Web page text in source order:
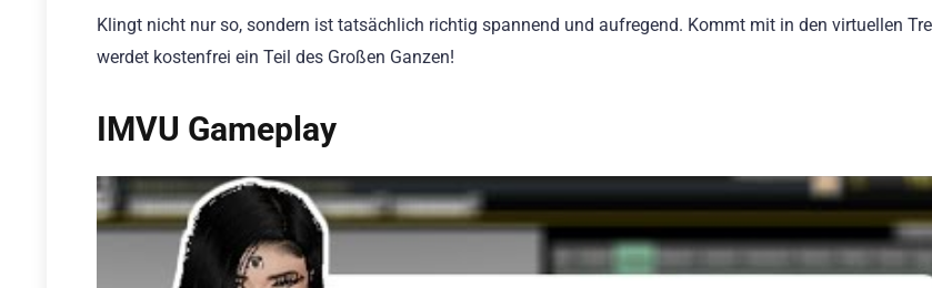
Klingt nicht nur so, sondern ist tatsächlich richtig spannend und aufregend. Kommt mit in den virtuellen
werdet kostenfrei ein Teil des Großen Ganzen!
IMVU Gameplay